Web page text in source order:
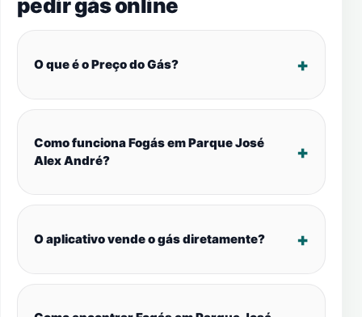
pedir gás online
O que é o Preço do Gás?
Como funciona Fogás em Parque José
Alex André?
O aplicativo vende o gás diretamente?